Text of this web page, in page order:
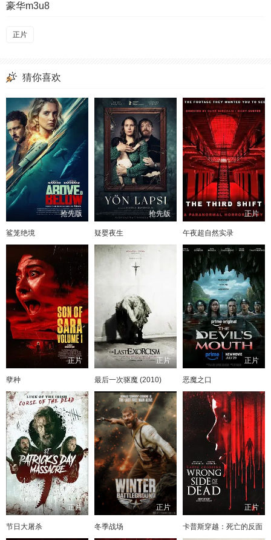
豪华m3u8
正片
猜你喜欢
抢先版
鲨笼绝境
抢先版
疑婴夜生
正片
午夜超自然实录
正片
孽种
正片
最后一次驱魔 (2010)
正片
恶魔之口
正片
节日大屠杀
正片
冬季战场
正片
卡普斯穿越：死亡的反面